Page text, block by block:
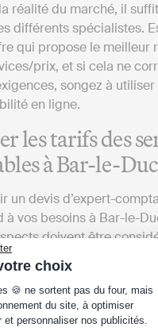
choix
du
🍪 ne sortent pas du four, mais
du site, à optimiser
et personnaliser nos publicités.
réalité du marché, il
différents spécialistes.
qui propose le meilleur
prix, et si cela ne
songez à
en ligne.
les tarifs des
à Bar-le-Duc
un devis d’expert-
à vos besoins à Bar-le-
doivent être
: Le coût des
par un cabinet d'expert-
peut grandement
du détail du contrat que